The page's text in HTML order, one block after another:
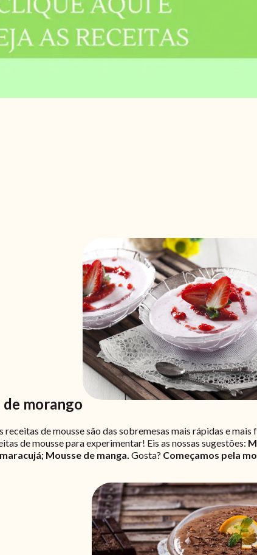
de morango
receitas de mousse são das sobremesas mais rápidas e
de mousse para experimentar! Eis as nossas sugestões:
Mousse de manga. Gosta? Começamos pela